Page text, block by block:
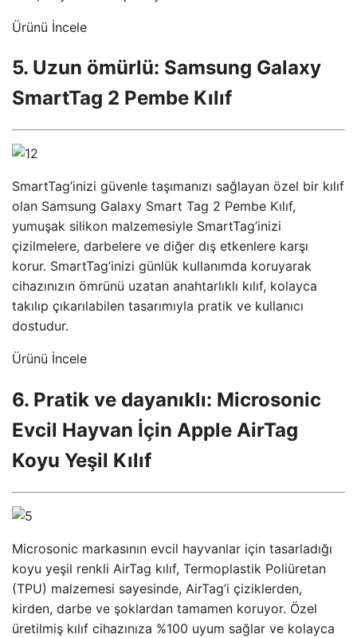
Ürünü İncele
5. Uzun ömürlü: Samsung Galaxy
SmartTag 2 Pembe Kılıf
SmartTag’inizi güvenle taşımanızı sağlayan özel bir kılıf
olan Samsung Galaxy Smart Tag 2 Pembe Kılıf,
yumuşak silikon malzemesiyle SmartTag’inizi
çizilmelere, darbelere ve diğer dış etkenlere karşı
korur. SmartTag’inizi günlük kullanımda koruyarak
cihazınızın ömrünü uzatan anahtarlıklı kılıf, kolayca
takılıp çıkarılabilen tasarımıyla pratik ve kullanıcı
dostudur.
Ürünü İncele
6. Pratik ve dayanıklı: Microsonic
Evcil Hayvan İçin Apple AirTag
Koyu Yeşil Kılıf
Microsonic markasının evcil hayvanlar için tasarladığı
koyu yeşil renkli AirTag kılıf, Termoplastik Poliüretan
(TPU) malzemesi sayesinde, AirTag’i çiziklerden,
kirden, darbe ve şoklardan tamamen koruyor. Özel
üretilmiş kılıf cihazınıza %100 uyum sağlar ve kolayca